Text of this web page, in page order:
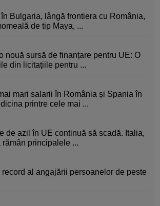
Bulgaria, lângă frontiera cu România,
de tip Maya, ...
nouă sursă de finanțare pentru UE: O
din licitațiile pentru ...
mari salarii în România și Spania în
printre cele mai ...
de azil în UE continuă să scadă. Italia,
rămân principalele ...
record al angajării persoanelor de peste